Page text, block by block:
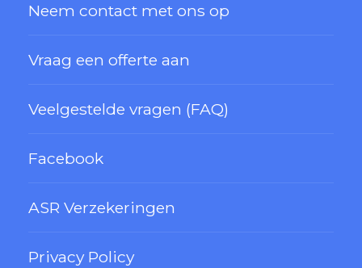
Neem contact met ons op
Vraag een offerte aan
Veelgestelde vragen (FAQ)
Facebook
ASR Verzekeringen
Privacy Policy